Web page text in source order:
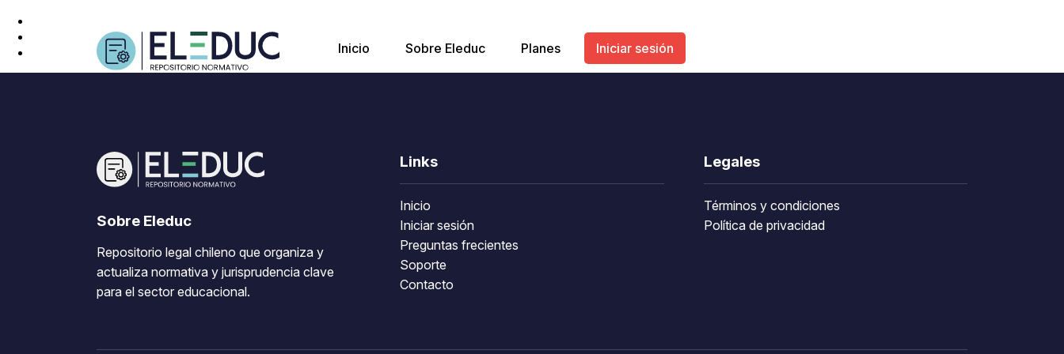
Inicio Sobre Eleduc Planes Iniciar sesión
Sobre Eleduc
Repositorio legal chileno que organiza y
actualiza normativa y jurisprudencia clave
para el sector educacional.
Links
Inicio
Iniciar sesión
Preguntas frecientes
Soporte
Contacto
Legales
Términos y condiciones
Política de privacidad